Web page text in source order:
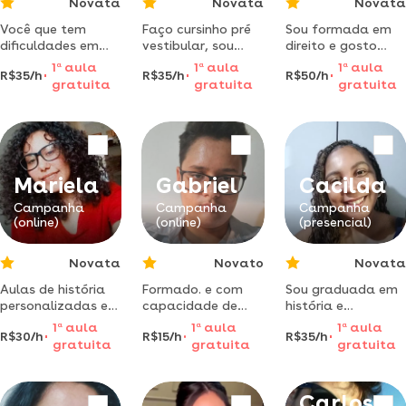
Você que tem
dificuldades em
humanas, pode
ficar tranquilo.
estou aqui para te
lara, sou
licenciada em
história pela uemg
e pós-graduada
em ensino digital
pela ufms. dou
aulas online
R$35/h
1 aaula
gratuita
Faço cursinho pré
vestibular, sou
formada no ensino
médio, auxílio nas
lições de biologia e
R$35/h
1 a aula
gratuita
Sou formada em
direito e gosto
muito de
português, poderei
auxiliar no que for
R$50/h
1 aaula
gratuita
Mariela
Campanha
(online)
Novata
Aulas de história
personalizadas e
dinâmicas.
aprenda história
de forma
interessante. sou
R$30/h
1 aaula
gratuita
Gabriel
Campanha
(online)
Novato
Formado. e com
capacidade de
ensinar todas as
matérias exceto
português desde o
o médio.
R$15/h
1 a aula
gratuita
Cacilda
Campanha
(presencial)
Novata
Sou graduada em
história e
pedagogia .
trabalho de forma
lúdica e criativa!
R$35/h
1 aaula
gratuita